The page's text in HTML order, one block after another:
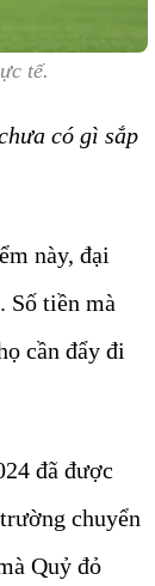
tế.
có gì sắp
này, đại
. Số tiền mà
cần đẩy đi
đã được
chuyển
Quỷ đỏ